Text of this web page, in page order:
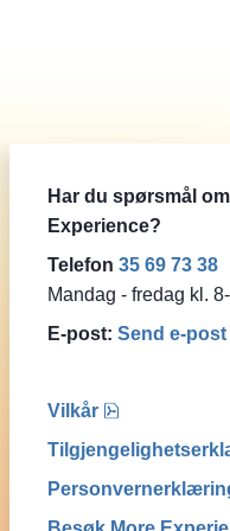
Har du spørsmål
Experience?
Telefon 35 69 73 38
Mandag - fredag kl.
E-post: Send e-
Vilkår